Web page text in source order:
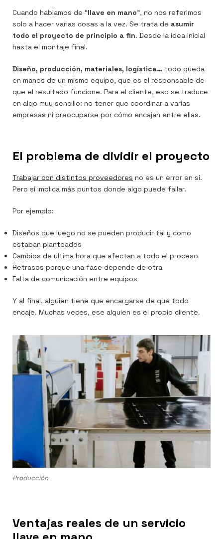
Cuando hablamos de “llave en mano”, no nos referimos
solo a hacer varias cosas a la vez. Se trata de asumir
todo el proyecto de principio a fin. Desde la idea inicial
hasta el montaje final.
Diseño, producción, materiales, logística… todo queda
en manos de un mismo equipo, que es el responsable de
que el resultado funcione. Para el cliente, eso se traduce
en algo muy sencillo: no tener que coordinar a varias
empresas ni preocuparse por cómo encajan entre ellas.
El problema de dividir el proyecto
Trabajar con distintos proveedores no es un error en sí.
Pero sí implica más puntos donde algo puede fallar.
Por ejemplo:
Diseños que luego no se pueden producir tal y como
estaban planteados
Cambios de última hora que afectan a todo el proceso
Retrasos porque una fase depende de otra
Falta de comunicación entre equipos
Y al final, alguien tiene que encargarse de que todo
encaje. Muchas veces, ese alguien es el propio cliente.
Producción
Ventajas reales de un servicio